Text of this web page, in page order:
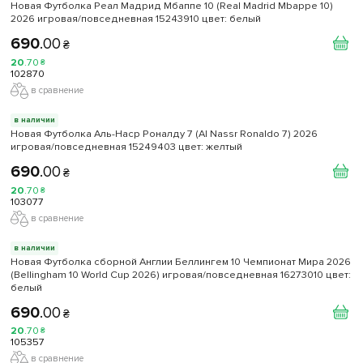
Новая Футболка Реал Мадрид Мбаппе 10 (Real Madrid Mbappe 10)
2026 игровая/повседневная 15243910 цвет: белый
690.00 ₴
20.70 ₴
102870
в сравнение
в наличии
Новая Футболка Аль-Наср Роналду 7 (Al Nassr Ronaldo 7) 2026
игровая/повседневная 15249403 цвет: желтый
690.00 ₴
20.70 ₴
103077
в сравнение
в наличии
Новая Футболка сборной Англии Беллингем 10 Чемпионат Мира 2026
(Bellingham 10 World Cup 2026) игровая/повседневная 16273010 цвет:
белый
690.00 ₴
20.70 ₴
105357
в сравнение